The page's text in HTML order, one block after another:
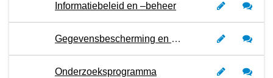
Informatiebeleid en –beheer
Gegevensbescherming en informatiebeveiliging
Onderzoeksprogramma